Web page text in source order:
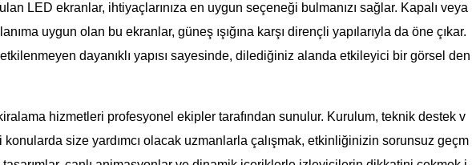
LED ekranlar, ihtiyaçlarınıza en uygun seçeneği bulmanızı sağlar. Kapalı veya
uygun olan bu ekranlar, güneş ışığına karşı dirençli yapılarıyla da öne çıkar.
dayanıklı yapısı sayesinde, dilediğiniz alanda etkileyici bir görsel den
hizmetleri profesyonel ekipler tarafından sunulur. Kurulum, teknik destek v
size yardımcı olacak uzmanlarla çalışmak, etkinliğinizin sorunsuz geçm